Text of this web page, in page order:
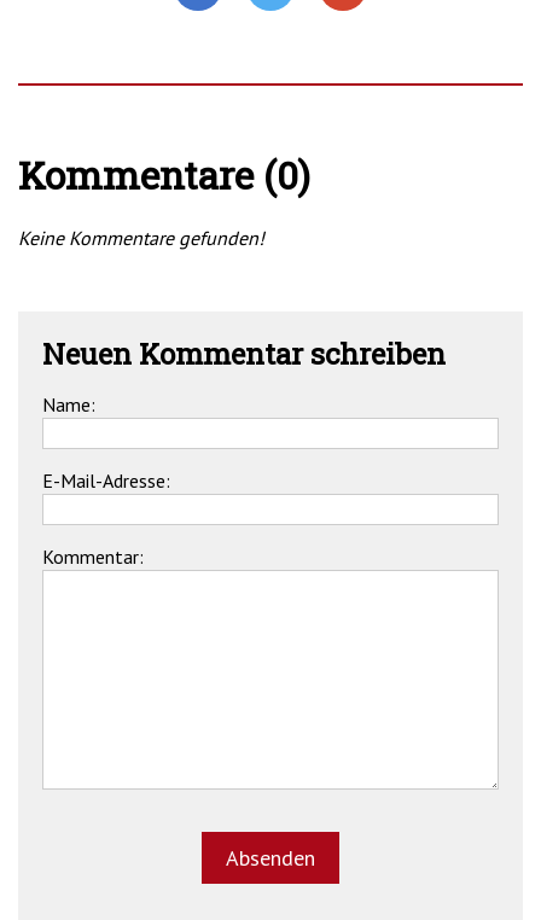
Kommentare (0)
Keine Kommentare gefunden!
Neuen Kommentar schreiben
Name:
E-Mail-Adresse:
Kommentar: